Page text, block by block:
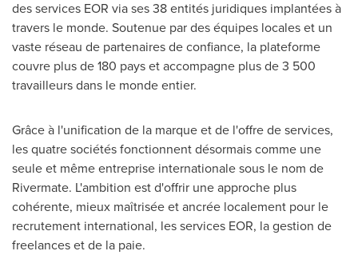
des services EOR via ses 38 entités juridiques implantées à
travers le monde. Soutenue par des équipes locales et un
vaste réseau de partenaires de confiance, la plateforme
couvre plus de 180 pays et accompagne plus de 3 500
travailleurs dans le monde entier.
Grâce à l'unification de la marque et de l'offre de services,
les quatre sociétés fonctionnent désormais comme une
seule et même entreprise internationale sous le nom de
Rivermate. L'ambition est d'offrir une approche plus
cohérente, mieux maîtrisée et ancrée localement pour le
recrutement international, les services EOR, la gestion de
freelances et de la paie.